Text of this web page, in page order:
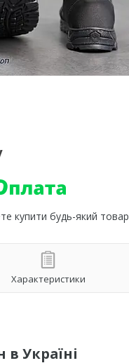
купити будь-який
Характеристики
Україні